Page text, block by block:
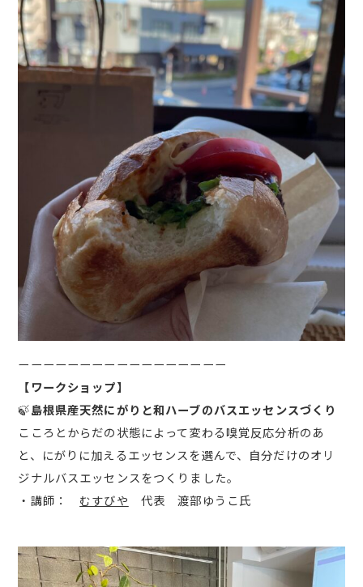
ーーーーーーーーーーーーーーーーー
【ワークショップ】
🍃島根県産天然にがりと和ハーブのバスエッセンスづくり
こころとからだの状態によって変わる嗅覚反応分析のあ
と、にがりに加えるエッセンスを選んで、自分だけのオリ
ジナルバスエッセンスをつくりました。
・講師： むすびや 代表 渡部ゆうこ氏